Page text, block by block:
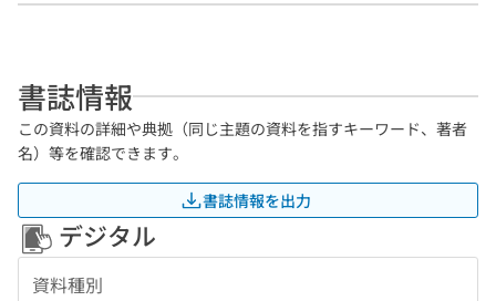
書誌情報
この資料の詳細や典拠（同じ主題の資料を指すキーワード、著者
名）等を確認できます。
書誌情報を出力
デジタル
資料種別